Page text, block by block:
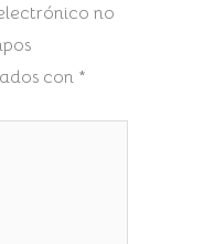
no
con *